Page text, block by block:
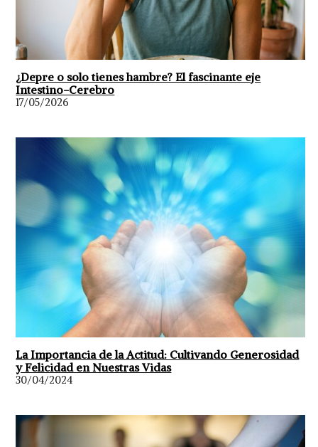
¿Depre o solo tienes hambre? El fascinante eje
Intestino-Cerebro
17/05/2026
La Importancia de la Actitud: Cultivando Generosidad
y Felicidad en Nuestras Vidas
30/04/2024